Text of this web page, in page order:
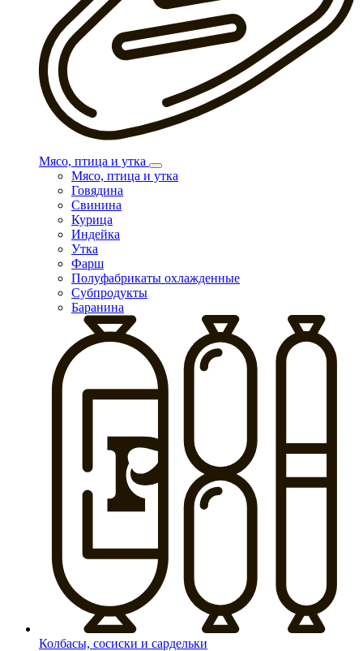
Мясо, птица и утка
Мясо, птица и утка
Говядина
Свинина
Курица
Индейка
Утка
Фарш
Полуфабрикаты охлажденные
Субпродукты
Баранина
Колбасы, сосиски и сардельки